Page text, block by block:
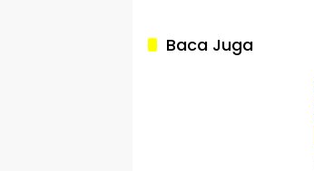
Baca Juga